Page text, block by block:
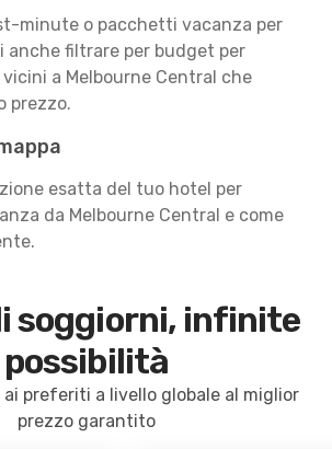
minute o pacchetti vacanza per
anche filtrare per budget per
a Melbourne Central che
prezzo.
esatta del tuo hotel per
da Melbourne Central e come
soggiorni, infinite
possibilità
ai preferiti a livello globale al miglior
prezzo garantito